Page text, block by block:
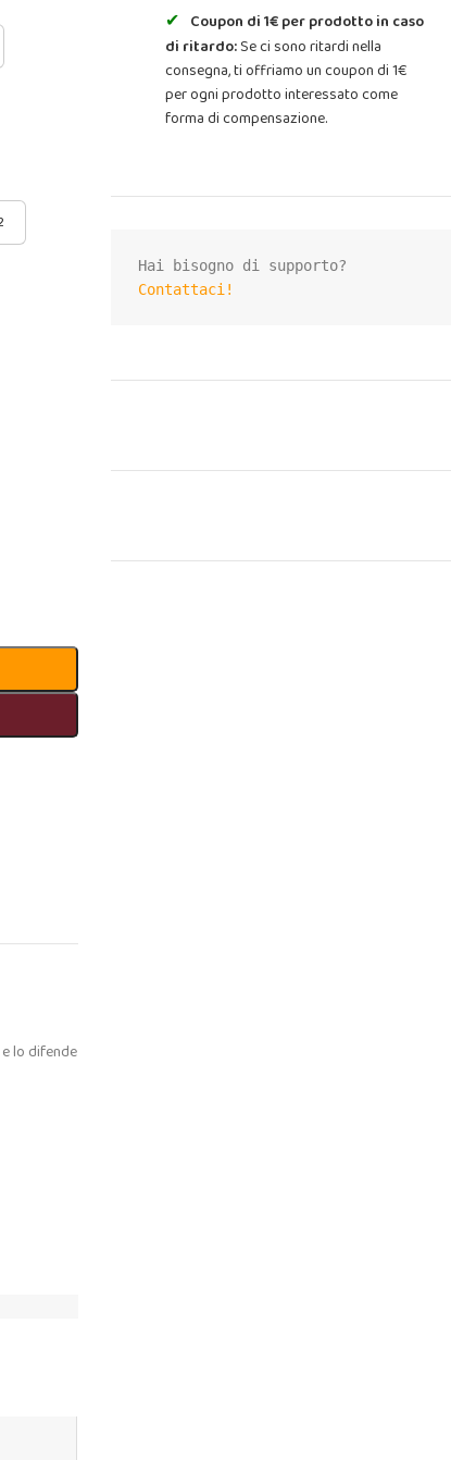
lo difende
Coupon di 1€ per prodotto in caso
di ritardo:Se ci sono ritardi nella
consegna, ti offriamo un coupon di 1€
per ogni prodotto interessato come
forma di compensazione.
Contattaci!